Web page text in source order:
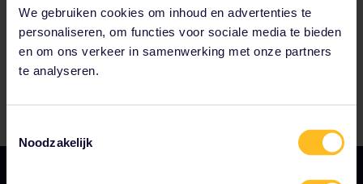
We gebruiken cookies om inhoud en advertenties te
personaliseren, om functies voor sociale media te bieden
en om ons verkeer in samenwerking met onze partners
te analyseren.
Noodzakelijk